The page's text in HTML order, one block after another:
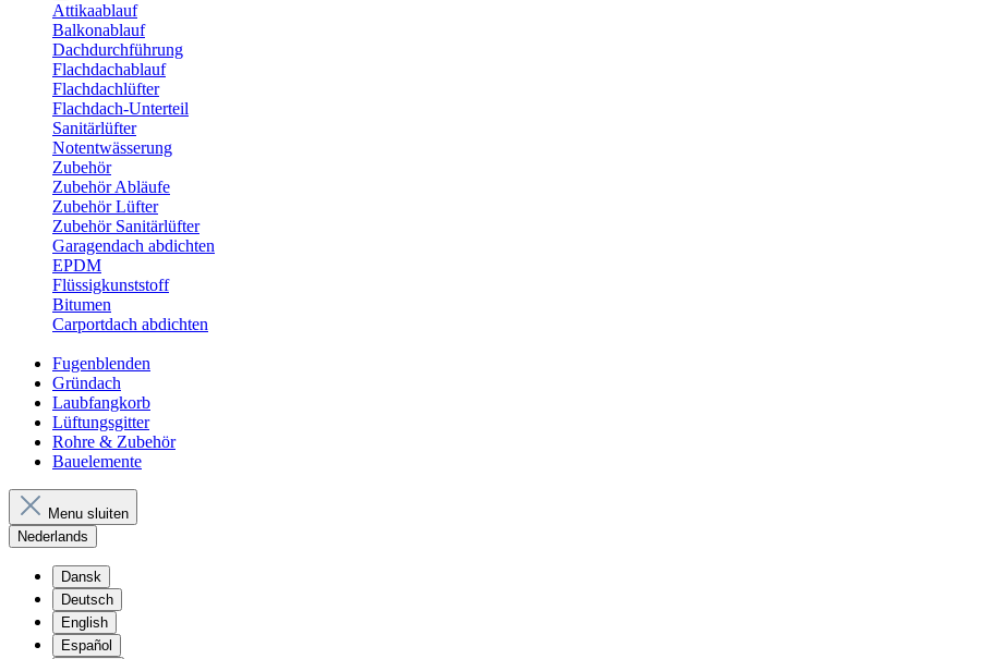
Attikaablauf
Balkonablauf
Dachdurchführung
Flachdachablauf
Flachdachlüfter
Flachdach-Unterteil
Sanitärlüfter
Notentwässerung
Zubehör
Zubehör Abläufe
Zubehör Lüfter
Zubehör Sanitärlüfter
Garagendach abdichten
EPDM
Flüssigkunststoff
Bitumen
Carportdach abdichten
Fugenblenden
Gründach
Laubfangkorb
Lüftungsgitter
Rohre & Zubehör
Bauelemente
Menu sluiten
Nederlands
Dansk
Deutsch
English
Español